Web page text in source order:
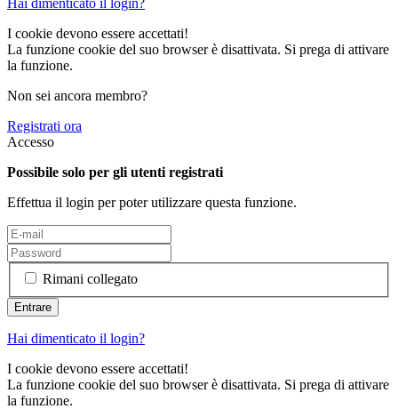
Hai dimenticato il login?
I cookie devono essere accettati!
La funzione cookie del suo browser è disattivata. Si prega di attivare
la funzione.
Non sei ancora membro?
Registrati ora
Accesso
Possibile solo per gli utenti registrati
Effettua il login per poter utilizzare questa funzione.
Rimani collegato
Hai dimenticato il login?
I cookie devono essere accettati!
La funzione cookie del suo browser è disattivata. Si prega di attivare
la funzione.